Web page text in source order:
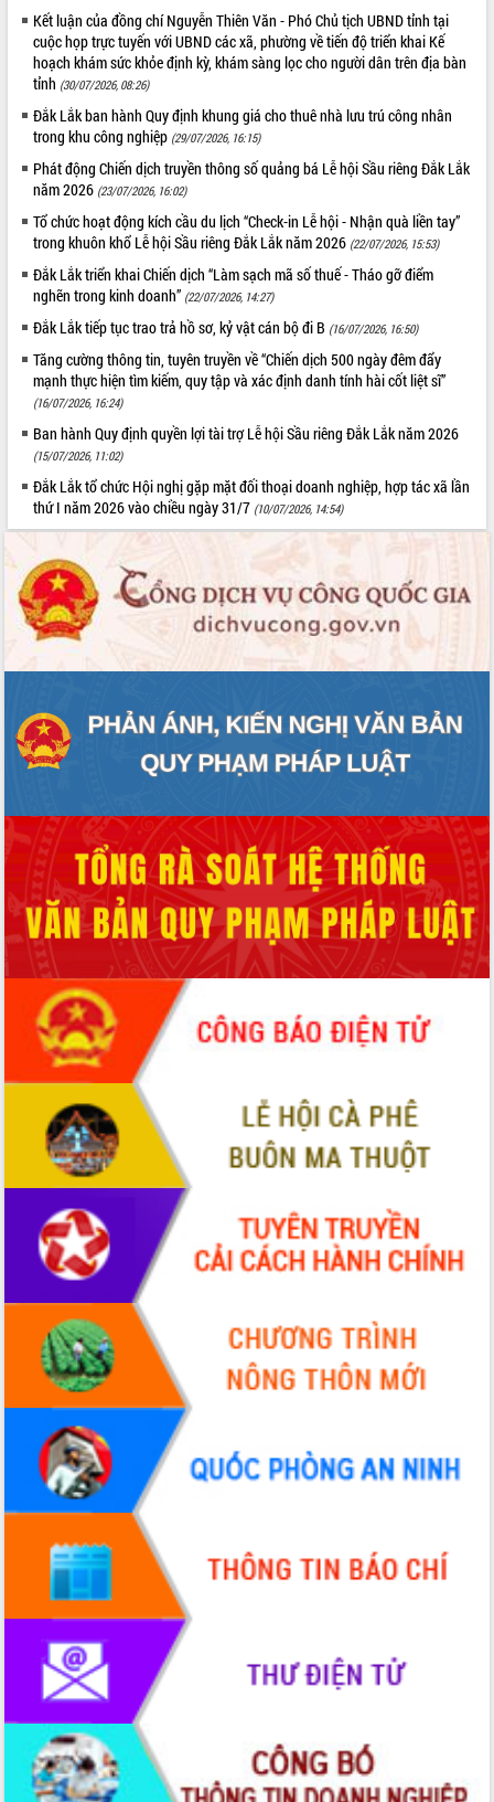
LIÊN KẾT WEB
THỐNG KÊ TRUY CẬP
Hôm nay: 12762
Tất cả: 66098430
Kết luận của đồng chí Nguyễn Thiên Văn - Phó Chủ tịch UBND tỉnh tại
cuộc họp trực tuyến với UBND các xã, phường về tiến độ triển khai Kế
hoạch khám sức khỏe định kỳ, khám sàng lọc cho người dân trên địa bàn
tỉnh (30/07/2026, 08:26)
Đắk Lắk ban hành Quy định khung giá cho thuê nhà lưu trú công nhân
trong khu công nghiệp (29/07/2026, 16:15)
Phát động Chiến dịch truyền thông số quảng bá Lễ hội Sầu riêng Đắk Lắk
năm 2026 (23/07/2026, 16:02)
Tổ chức hoạt động kích cầu du lịch “Check-in Lễ hội - Nhận quà liền tay”
trong khuôn khổ Lễ hội Sầu riêng Đắk Lắk năm 2026 (22/07/2026, 15:53)
Đắk Lắk triển khai Chiến dịch “Làm sạch mã số thuế - Tháo gỡ điểm
nghẽn trong kinh doanh” (22/07/2026, 14:27)
Đắk Lắk tiếp tục trao trả hồ sơ, kỷ vật cán bộ đi B (16/07/2026, 16:50)
Tăng cường thông tin, tuyên truyền về “Chiến dịch 500 ngày đêm đẩy
mạnh thực hiện tìm kiếm, quy tập và xác định danh tính hài cốt liệt sĩ”
(16/07/2026, 16:24)
Ban hành Quy định quyền lợi tài trợ Lễ hội Sầu riêng Đắk Lắk năm 2026
(15/07/2026, 11:02)
Đắk Lắk tổ chức Hội nghị gặp mặt đối thoại doanh nghiệp, hợp tác xã lần
thứ I năm 2026 vào chiều ngày 31/7 (10/07/2026, 14:54)